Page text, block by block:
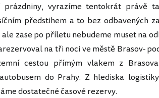
prázdniny, vyrazíme tentokrát právě
předstihem a to bez odbavených
zase po příletu nebudeme muset na
na tři noci ve městě Brasov-
cestou přímým vlakem z
do Prahy. Z hlediska
dostatečné časové rezervy.